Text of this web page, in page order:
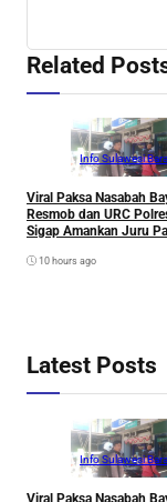
Related
Info Sulawesi
Viral Paksa Nasabah
Resmob dan URC
Sigap Amankan Juru
10 hours ago
Latest Posts
Info Sulawesi
Viral Paksa Nasabah